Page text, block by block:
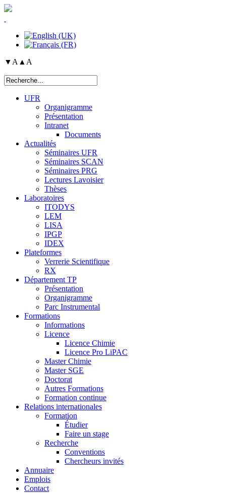
▼A ▲A
UFR
Organigramme
Présentation
Intranet
Documents
Actualités
Séminaires UFR
Séminaires SCAN
Séminaires PRG
Lectures Lavoisier
Thèses
Laboratoires
ITODYS
LEM
LISA
IPGP
IDEX
Plateformes
Verrerie Scientifique
RX
Département TP
Présentation
Organigramme
Parc Instrumental
Formations
Informations
Licence
Licence Chimie
Licence Pro LiPAC
Master Chimie
Master SGE
Doctorat
Autres Formations
Formation continue
Relations internationales
Formation
Étudier
Faire un stage
Recherche
Conventions
Chercheurs invités
Annuaire
Emplois
Contact